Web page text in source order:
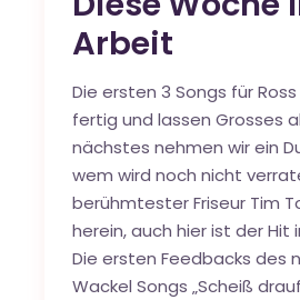
Arbeit
Die ersten 3 Songs für
fertig und lassen Grosses
nächstes nehmen wir ein
wem wird noch nicht
berühmtester Friseur Tim
herein, auch hier ist der Hit
Die ersten Feedbacks des
Wackel Songs „Scheiß